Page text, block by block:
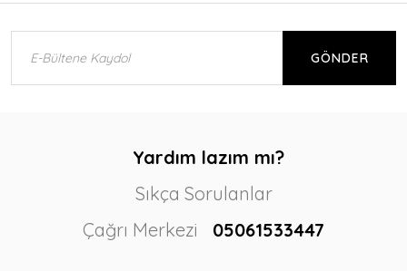
GÖNDER
Yardım lazım mı?
Sıkça Sorulanlar
Çağrı Merkezi
05061533447